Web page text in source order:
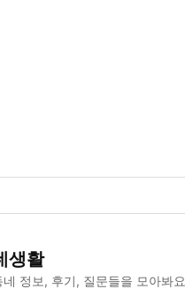
생활
정보, 후기, 질문들을 모아봐요